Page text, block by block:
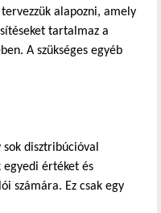
alapozni, amely
tartalmaz a
A szükséges egyéb
disztribúcióval
értéket és
számára. Ez csak egy